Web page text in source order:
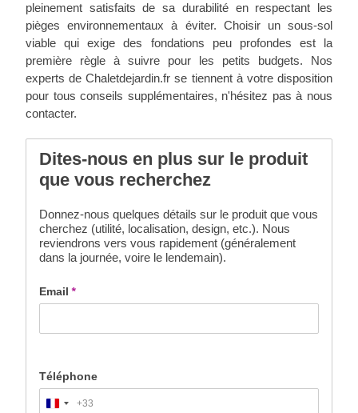
pleinement satisfaits de sa durabilité en respectant les
pièges environnementaux à éviter. Choisir un sous-sol
viable qui exige des fondations peu profondes est la
première règle à suivre pour les petits budgets. Nos
experts de Chaletdejardin.fr se tiennent à votre disposition
pour tous conseils supplémentaires, n'hésitez pas à nous
contacter.
Dites-nous en plus sur le produit
que vous recherchez
Donnez-nous quelques détails sur le produit que vous
cherchez (utilité, localisation, design, etc.). Nous
reviendrons vers vous rapidement (généralement
dans la journée, voire le lendemain).
Email *
Téléphone
France+33